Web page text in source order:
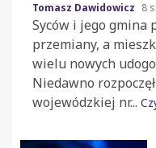
Tomasz Dawidowicz 8
Syców i jego gmina
przemiany, a
wielu nowych
Niedawno
wojewódzkiej nr...